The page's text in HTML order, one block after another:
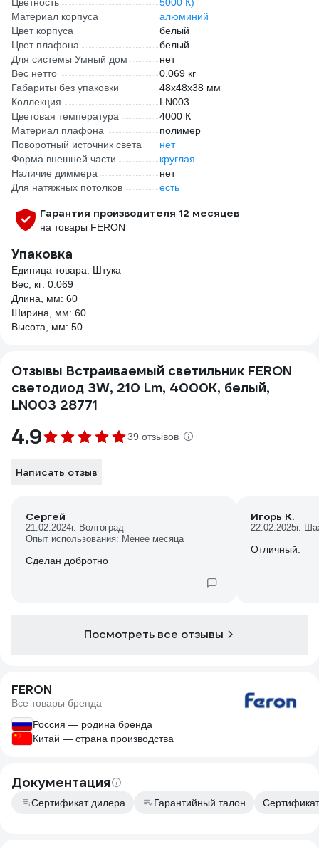
Материал корпуса
алюминий
Цвет корпуса
белый
Цвет плафона
белый
Для системы Умный дом
нет
Вес нетто
0.069 кг
Габариты без упаковки
48х48х38 мм
Коллекция
LN003
Цветовая температура
4000 К
Материал плафона
полимер
Поворотный источник света
нет
Форма внешней части
круглая
Наличие диммера
нет
Для натяжных потолков
есть
Гарантия производителя 12 месяцев
на товары FERON
Упаковка
Единица товара: Штука
Вес, кг: 0.069
Длина, мм: 60
Ширина, мм: 60
Высота, мм: 50
Отзывы Встраиваемый светильник FERON
светодиод 3W, 210 Lm, 4000К, белый,
LN003 28771
4.9 39 отзывов
Написать отзыв
Сергей
21.02.2024г. Волгоград
Опыт использования: Менее месяца
Сделан добротно
Игорь К.
22.02.2025г.
Отличный.
Посмотреть все отзывы
FERON
Все товары бренда
Россия — родина бренда
Китай — страна производства
Документация
Сертификат дилера Гарантийный талон